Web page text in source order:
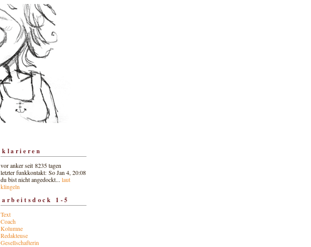
klarieren
vor anker seit 8235 tagen
letzter funkkontakt: So Jan 4, 20:08
du bist nicht angedockt... laut
klingeln
arbeitsdock 1-5
Text
Coach
Kolumne
Redakteuse
Gesellschafterin